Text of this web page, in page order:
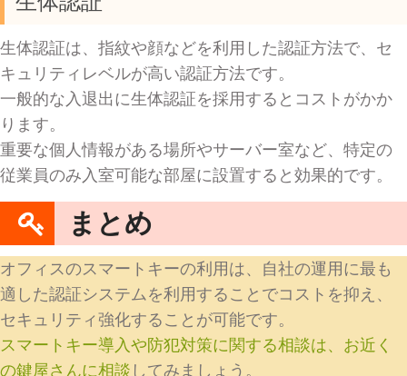
生体認証は、指紋や顔などを利用した認証方法で、セ
キュリティレベルが高い認証方法です。
一般的な入退出に生体認証を採用するとコストがかか
ります。
重要な個人情報がある場所やサーバー室など、特定の
従業員のみ入室可能な部屋に設置すると効果的です。
まとめ
オフィスのスマートキーの利用は、自社の運用に最も
適した認証システムを利用することでコストを抑え、
セキュリティ強化することが可能です。
スマートキー導入や防犯対策に関する相談は、お近く
の鍵屋さんに相談 してみましょう。